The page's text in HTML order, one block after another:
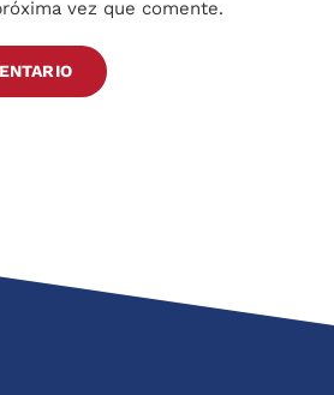
vez que comente.